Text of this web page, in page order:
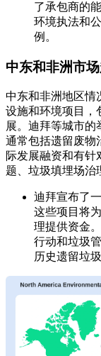
了承包商的
环境执法和
例。
中东和非洲市
中东和非洲地区情
设施和环境项目，
展。迪拜等城市的
通常包括遗留废物
际发展融资和有针
题、垃圾填埋场治
迪拜宣布了
这些项目将
理提供资金
行动和垃圾
历史遗留垃